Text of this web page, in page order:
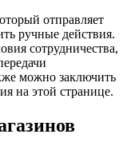
отправляет
ручные действия.
сотрудничества,
можно заключить
на этой странице.